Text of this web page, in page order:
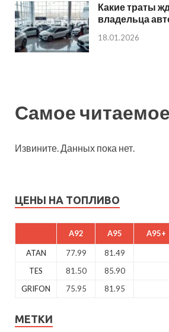
Какие траты
владельца
18.01.2026
Самое читаемое
Извините. Данных пока нет.
ЦЕНЫ НА ТОПЛИВО
A92 A95 A95+
ATAN 77.99 81.49
TES
81.50 85.90
GRIFON
75.95 81.95
МЕТКИ